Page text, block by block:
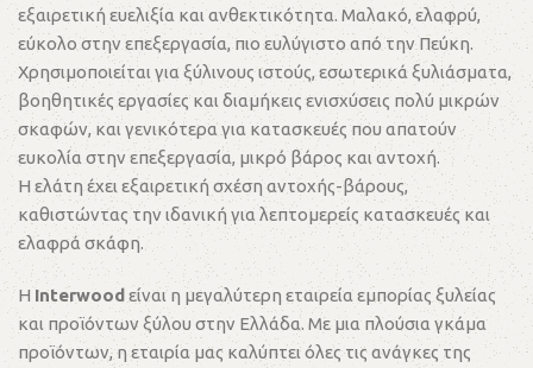
εξαιρετική ευελιξία και ανθεκτικότητα. Μαλακό, ελαφρύ,
εύκολο στην επεξεργασία, πιο ευλύγιστο από την Πεύκη.
Χρησιμοποιείται για ξύλινους ιστούς, εσωτερικά ξυλιάσματα,
βοηθητικές εργασίες και διαμήκεις ενισχύσεις πολύ μικρών
σκαφών, και γενικότερα για κατασκευές που απατούν
ευκολία στην επεξεργασία, μικρό βάρος και αντοχή.
Η ελάτη έχει εξαιρετική σχέση αντοχής-βάρους,
καθιστώντας την ιδανική για λεπτομερείς κατασκευές και
ελαφρά σκάφη.
Η Interwood είναι η μεγαλύτερη εταιρεία εμπορίας ξυλείας
και προϊόντων ξύλου στην Ελλάδα. Με μια πλούσια γκάμα
προϊόντων, η εταιρία μας καλύπτει όλες τις ανάγκες της